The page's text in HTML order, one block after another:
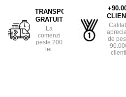
TRANSPORT
GRATUIT
La
comenzi
peste 200
lei.
de